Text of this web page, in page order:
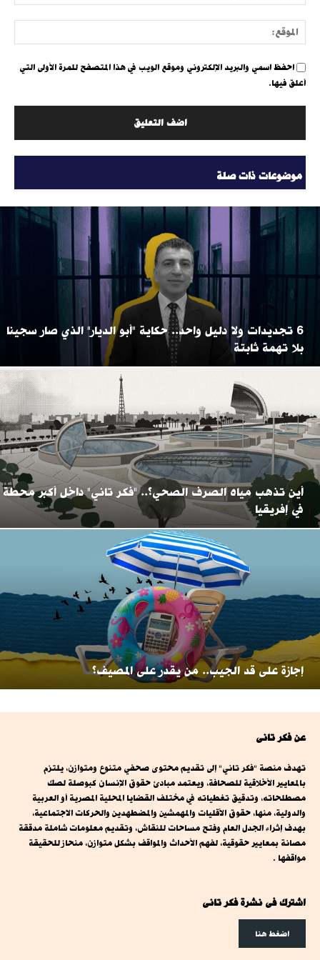
احفظ اسمي والبريد الإلكتروني وموقع الويب في هذا المتصفح للمرة الأولى التي
أعلق فيها.
موضوعات ذات صلة
6 تجديدات ولا دليل واحد.. حكاية "أبو الديار" الذي صار سجينا
بلا تهمة ثابتة
أين تذهب مياه الصرف الصحي؟.. "فكر تاني" داخل أكبر محطة
في إفريقيا
إجازة على قد الجيب.. من يقدر على المصيف؟
عن فكر تانى
تهدف منصة "فكر تاني" إلى تقديم محتوى صحفي متنوع ومتوازن، يلتزم
بالمعايير الأخلاقية للصحافة، ويعتمد مبادئ حقوق الإنسان كبوصلة لصك
مصطلحاته، وتدقيق تغطياته في مختلف القضايا المحلية المصرية أو العربية
والدولية، منها، حقوق الأقليات والمهمشين والمضطهدين والحركات الاجتماعية،
بهدف إثراء الجدل العام وفتح مساحات للنقاش، وتقديم معلومات شاملة مدققة
مصانة بمعايير حقوقية، لفهم الأحداث والمواقف بشكل متوازن، منحاز للحقيقة
مواقفها .
اشترك فى نشرة فكر تانى
اضغط هنا